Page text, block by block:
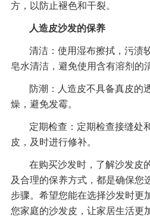
方，以防止褪色和干裂。
人造皮沙发的保养
清洁：使用湿布擦拭，污渍
皂水清洁，避免使用含有溶剂的
防潮：人造皮不具备真皮的
燥，避免发霉。
定期检查：定期检查接缝处
皮，及时进行修补。
在购买沙发时，了解沙发皮
及合理的保养方式，都是确保您
步骤。希望您能在选择沙发时更
您家庭的沙发皮，让家居生活更